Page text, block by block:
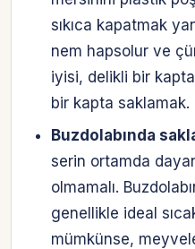
sıkıca kapatmak
nem hapsolur ve
iyisi, delikli bir
bir kapta saklamak.
Buzdolabında
serin ortamda
olmamalı.
genellikle ideal
mümkünse,